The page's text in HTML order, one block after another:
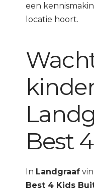
een
locatie hoort.
Best
In Landgraaf
Best 4 Kids